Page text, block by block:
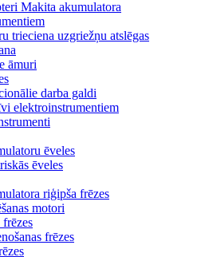
Makita akumulatora
trieciena uzgriežņu atslēgas
āmuri
darba galdi
elektroinstrumentiem
ēveles
ēveles
riģipša frēzes
motori
frēzes